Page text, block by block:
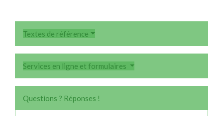
Textes de référence
Services en ligne et formulaires
Questions ? Réponses !